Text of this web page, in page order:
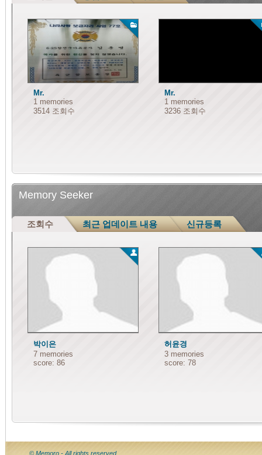
Mr.
1 memories
3514 조회수
Mr.
1 memories
3236 조회수
Memory Seeker
조회수 최근 업데이트 내용 신규등록
박이은
7 memories
score: 86
허윤경
3 memories
score: 78
© Memoro - All rights reserved